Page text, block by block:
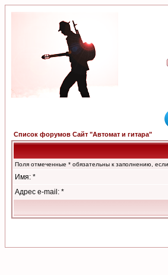
Список форумов Сайт "Автомат и гитара"
Поля отмеченные * обязательны к заполнению,
Имя: *
Адрес e-mail: *